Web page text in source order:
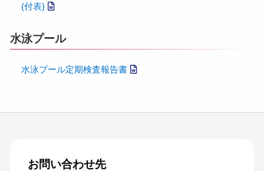
(付表)
水泳プール
水泳プール定期検査報告書
お問い合わせ先